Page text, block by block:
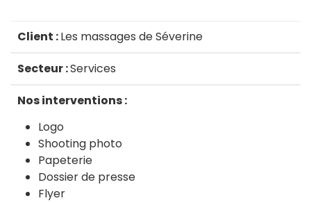
Client :Les massages de Séverine
Secteur :Services
Nos interventions :
Logo
Shooting photo
Papeterie
Dossier de presse
Flyer